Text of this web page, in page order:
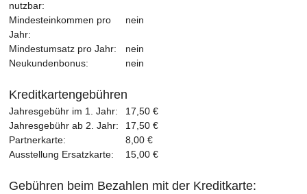
nutzbar:
Mindesteinkommen pro
Jahr:
nein
Mindestumsatz pro Jahr:
nein
Neukundenbonus:
nein
Kreditkartengebühren
Jahresgebühr im 1. Jahr:
17,50 €
Jahresgebühr ab 2. Jahr:
17,50 €
Partnerkarte:
8,00 €
Ausstellung Ersatzkarte:
15,00 €
Gebühren beim Bezahlen mit der Kreditkarte: